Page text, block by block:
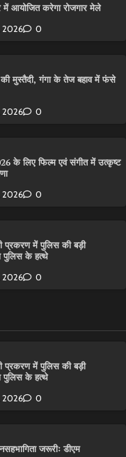
में आयोजित करेगा रोजगार मेले
2026 0
की मुस्तैदी, गंगा के तेज बहाव में फंसे
2026 0
के लिए फिल्म एवं संगीत में उत्कृष्ट
2026 0
प्रकरण में पुलिस की बड़ी
पुलिस के हत्थे
2026 0
प्रकरण में पुलिस की बड़ी
पुलिस के हत्थे
2026 0
जरूरीः डीएम